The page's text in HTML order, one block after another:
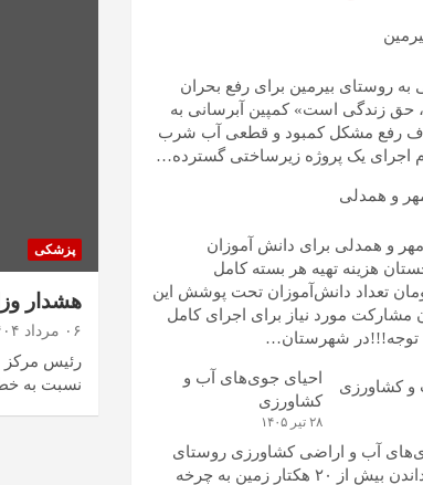
پزشکی
هشدار
۰۶ مرداد ۱۴۰۴
رئیس مرکز
نسبت به
به روستای بیرمین برای رفع بحران
زندگی است» کمپین آبرسانی به
رفع مشکل کمبود و قطعی آب شرب
اجرای یک پروژه زیرساختی گسترده…
و همدلی
و همدلی برای دانش آموزان
هزینه تهیه هر بسته کامل
تومان تعداد دانش‌آموزان تحت پوشش این
میزان مشارکت مورد نیاز برای اجرای کامل
احیای جوی‌های آب و
کشاورزی
۲۸ تیر ۱۴۰۵
آب و اراضی کشاورزی روستای
بیرمین با هدف بازگرداندن بیش از ۲۰ هکتار زمین به چرخه